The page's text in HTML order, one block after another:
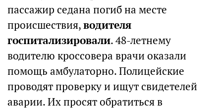
пассажир седана погиб на месте
происшествия,водителя
госпитализировали. 48-летнему
водителю кроссовера врачи оказали
помощь амбулаторно. Полицейские
проводят проверку и ищут свидетелей
аварии. Их просят обратиться в